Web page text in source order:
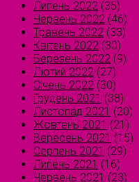
Липень 2022 (35)
Червень 2022 (46)
Травень 2022 (33)
Квітень 2022 (30)
Березень 2022 (9)
Лютий 2022 (27)
Січень 2022 (30)
Грудень 2021 (38)
Листопад 2021 (20)
Жовтень 2021 (21)
Вересень 2021 (15)
Серпень 2021 (29)
Липень 2021 (16)
Червень 2021 (23)